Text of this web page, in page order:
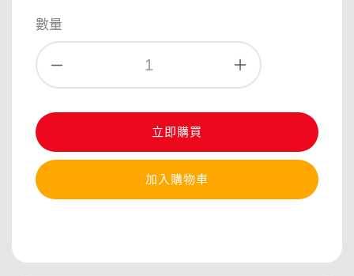
數量
立即購買
加入購物車